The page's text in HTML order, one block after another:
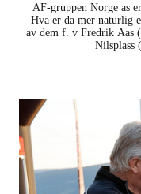
AF-gruppen Norge as
Hva er da mer naturlig
av dem f. v Fredrik Aas
Nilsplass